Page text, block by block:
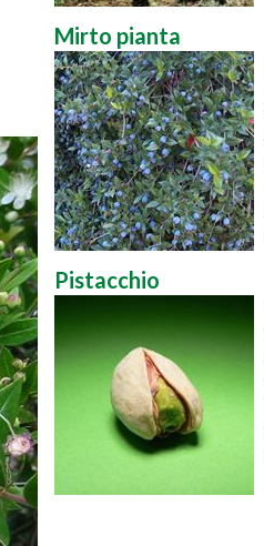
Mirto pianta
Pistacchio